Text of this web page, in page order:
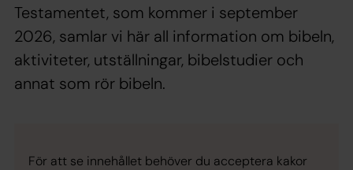
Testamentet, som kommer i september
2026, samlar vi här all information om bibeln,
aktiviteter, utställningar, bibelstudier och
annat som rör bibeln.
För att se innehållet behöver du acceptera kakor